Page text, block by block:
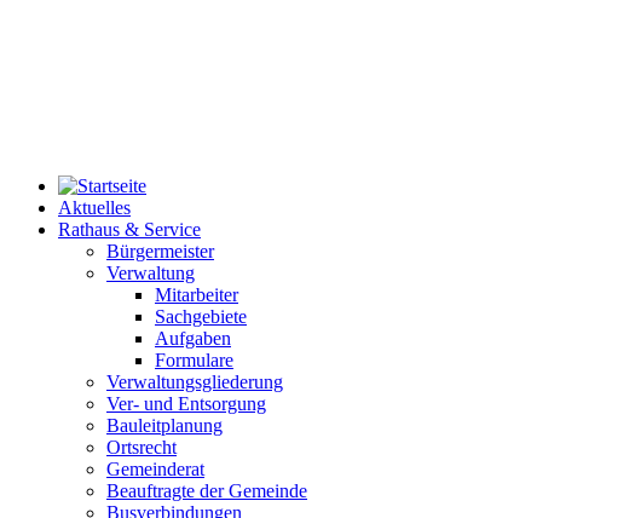
Aktuelles
Rathaus & Service
Bürgermeister
Verwaltung
Mitarbeiter
Sachgebiete
Aufgaben
Formulare
Verwaltungsgliederung
Ver- und Entsorgung
Bauleitplanung
Ortsrecht
Gemeinderat
Beauftragte der Gemeinde
Busverbindungen